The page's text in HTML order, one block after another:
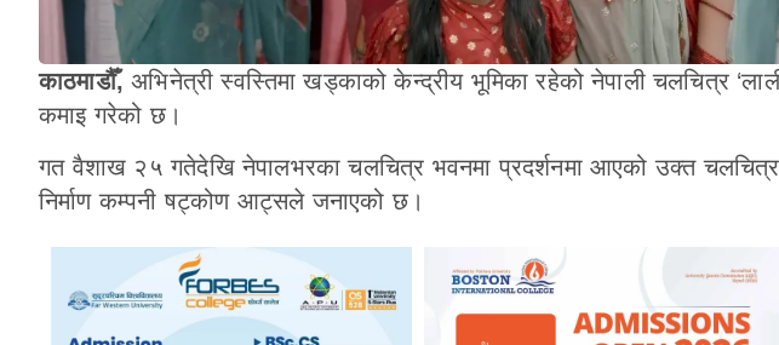
काठमाडौँ, अभिनेत्री स्वस्तिमा खड्काको केन्द्रीय भूमिका रहेको नेपाली चलचित्र
कमाइ गरेको छ।
गत वैशाख २५ गतेदेखि नेपालभरका चलचित्र भवनमा प्रदर्शनमा आएको उक्त
निर्माण कम्पनी षट्कोण आट्सले जनाएको छ।